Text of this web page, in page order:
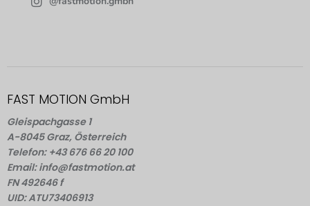
FAST MOTION GmbH
Gleispachgasse 1
A-8045 Graz, Österreich
Telefon: +43 676 66 20 100
Email: info@fastmotion.at
FN 492646 f
UID: ATU73406913